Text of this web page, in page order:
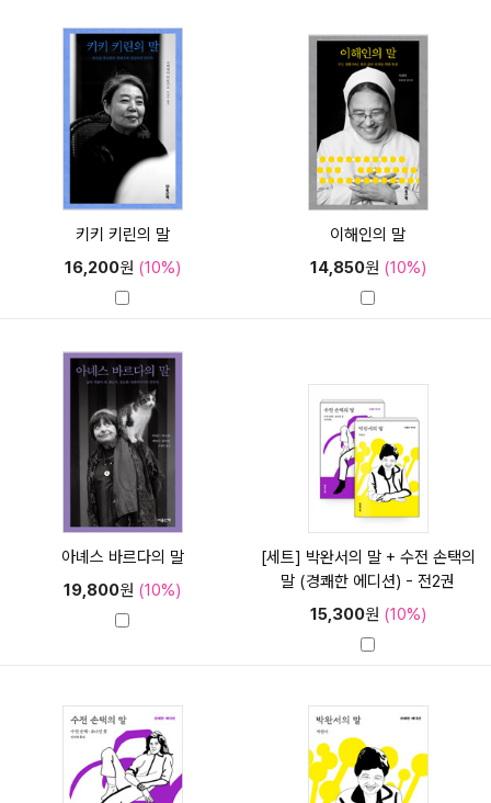
키키 키린의 말
16,200원 (10%)
이해인의 말
14,850원 (10%)
아녜스 바르다의 말
19,800원 (10%)
[세트] 박완서의 말 + 수전 손택의
말 (경쾌한 에디션) - 전2권
15,300원 (10%)